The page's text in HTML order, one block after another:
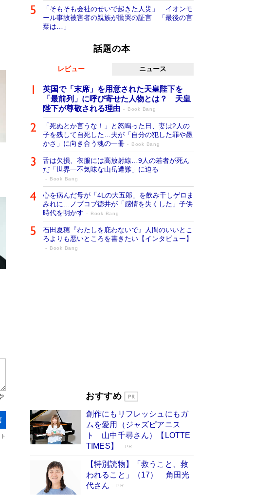
「そもそも会社のせいで起きた人災」 イオンモ
ール事故被害者の親族が慟哭の証言 「最後の言
葉は…」
話題の本
レビュー ニュース
英国で「末席」を用意された天皇陛下を
「最前列」に呼び寄せた人物とは？ 天皇
陛下が尊敬される理由
Book Bang
「死ぬとか言うな！」と怒鳴った日、妻は2人の
子を残して自死した…夫が「自分の犯した罪や愚
かさ」に向き合う魂の一冊
Book Bang
舌は欠損、衣服には高放射線…9人の若者が死ん
だ「世界一不気味な山岳遭難」に迫る
Book Bang
心を病んだ母が「4Lの大五郎」を飲み干しゲロま
みれに…ノブコブ徳井が「感情を失くした」子供
時代を明かす
Book Bang
石田夏穂『わたしを庇わないで』人間のいいとこ
ろよりも悪いところを書きたい【インタビュー】
Book Bang
和田秀樹の70代、80代向け新書がベスト3を独
占 上半期1位にも選出［新書ベストセラー］
Book Bang
おすすめ
創作にもリフレッシュにもガ
ムを愛用（ジャズピアニス
ト 山中千尋さん）【LOTTE
TIMES】
PR
【特別読物】「救うこと、救
われること」（17） 角田光
代さん
PR